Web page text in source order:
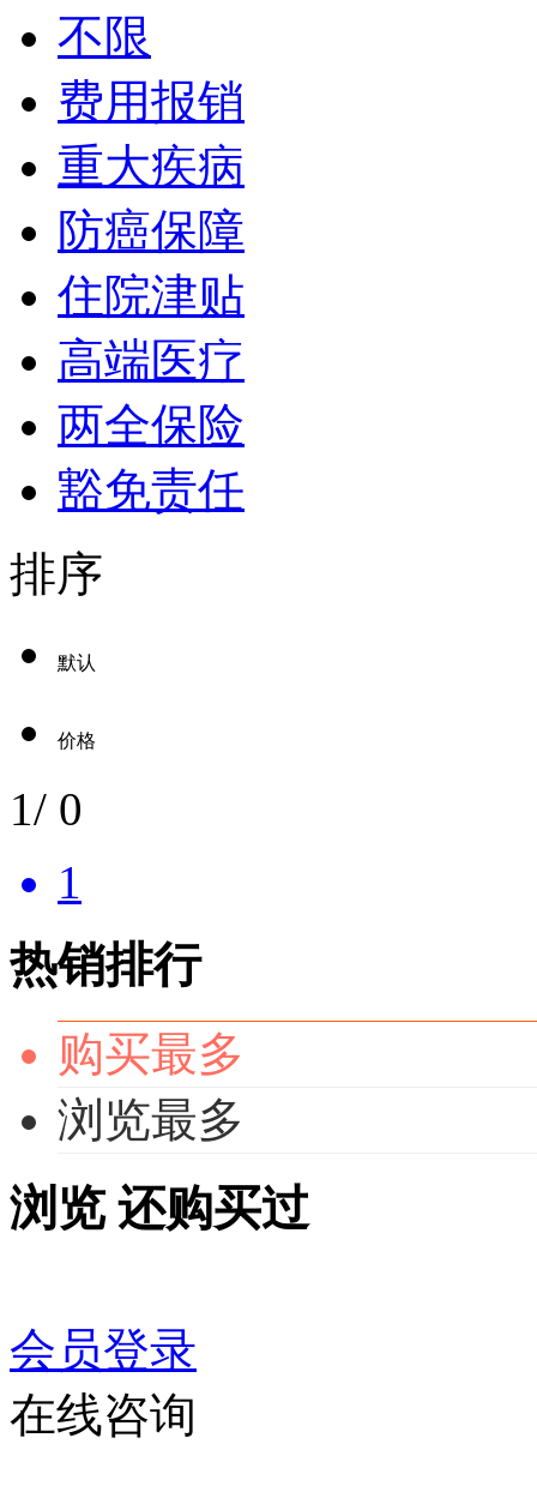
不限
费用报销
重大疾病
防癌保障
住院津贴
高端医疗
两全保险
豁免责任
排序
默认
价格
1/ 0
1
热销排行
购买最多
浏览最多
浏览 还购买过
会员登录
在线咨询